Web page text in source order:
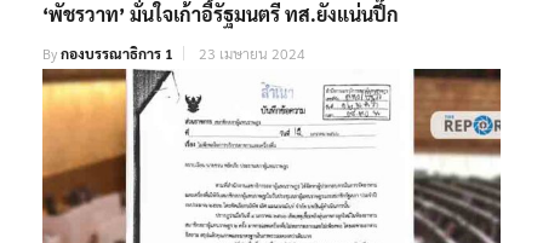
‘พัชรวาท’ มั่นใจเก้าอี้รัฐมนตรี ทส.ยังแน่นปึ๊ก
Byกองบรรณาธิการ 1 23 เมษายน 2024